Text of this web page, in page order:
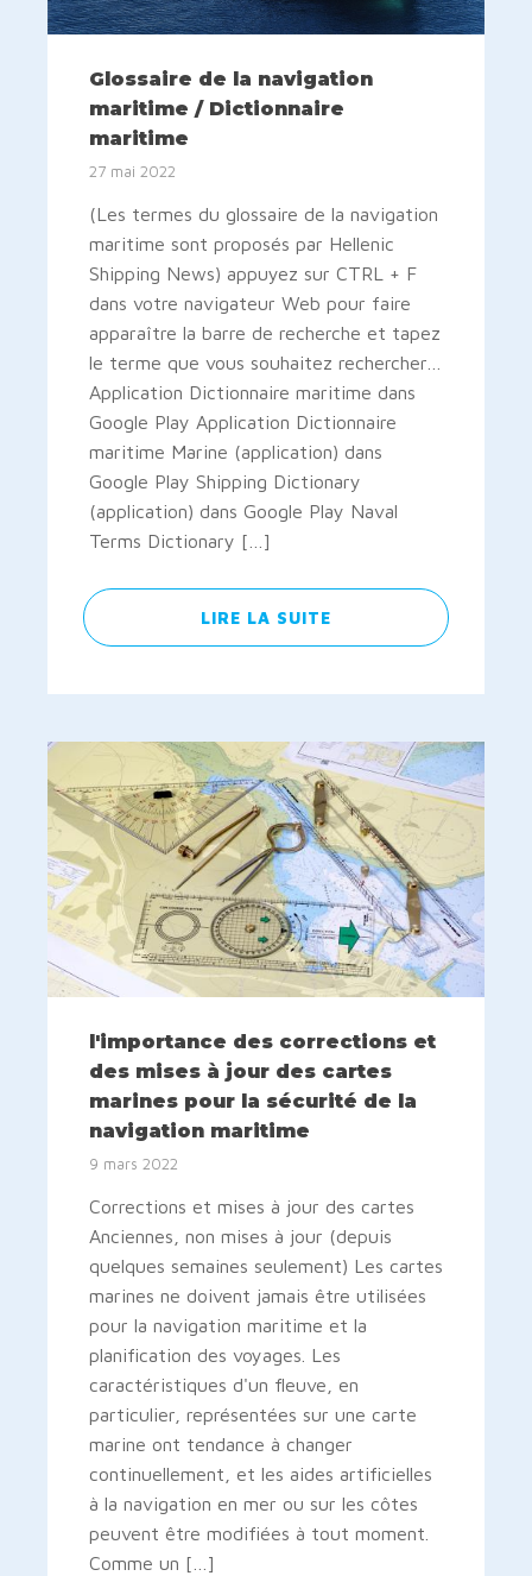
Glossaire de la navigation
maritime / Dictionnaire
maritime
27 mai 2022
(Les termes du glossaire de la navigation
maritime sont proposés par Hellenic
Shipping News) appuyez sur CTRL + F
dans votre navigateur Web pour faire
apparaître la barre de recherche et tapez
le terme que vous souhaitez rechercher…
Application Dictionnaire maritime dans
Google Play Application Dictionnaire
maritime Marine (application) dans
Google Play Shipping Dictionary
(application) dans Google Play Naval
Terms Dictionary […]
LIRE LA SUITE
l'importance des corrections et
des mises à jour des cartes
marines pour la sécurité de la
navigation maritime
9 mars 2022
Corrections et mises à jour des cartes
Anciennes, non mises à jour (depuis
quelques semaines seulement) Les cartes
marines ne doivent jamais être utilisées
pour la navigation maritime et la
planification des voyages. Les
caractéristiques d'un fleuve, en
particulier, représentées sur une carte
marine ont tendance à changer
continuellement, et les aides artificielles
à la navigation en mer ou sur les côtes
peuvent être modifiées à tout moment.
Comme un […]